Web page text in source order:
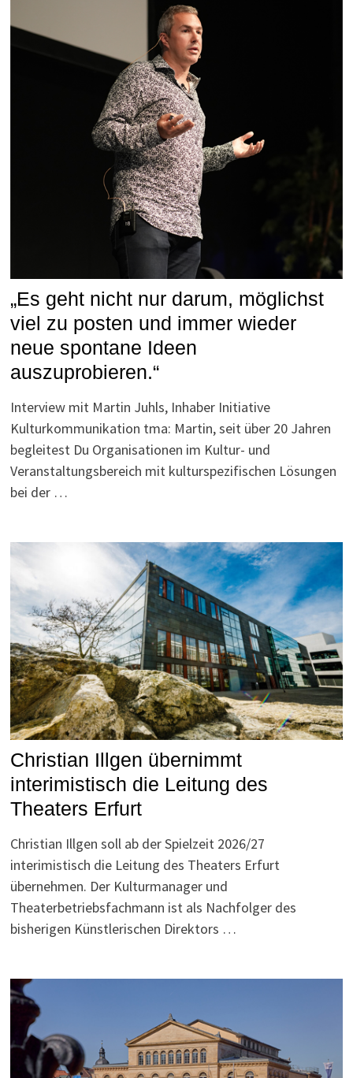
„Es geht nicht nur darum, möglichst
viel zu posten und immer wieder
neue spontane Ideen
auszuprobieren.“
Interview mit Martin Juhls, Inhaber Initiative
Kulturkommunikation tma: Martin, seit über 20 Jahren
begleitest Du Organisationen im Kultur- und
Veranstaltungsbereich mit kulturspezifischen Lösungen
bei der …
Christian Illgen übernimmt
interimistisch die Leitung des
Theaters Erfurt
Christian Illgen soll ab der Spielzeit 2026/27
interimistisch die Leitung des Theaters Erfurt
übernehmen. Der Kulturmanager und
Theaterbetriebsfachmann ist als Nachfolger des
bisherigen Künstlerischen Direktors …